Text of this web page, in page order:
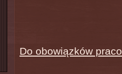
Do obowiązków